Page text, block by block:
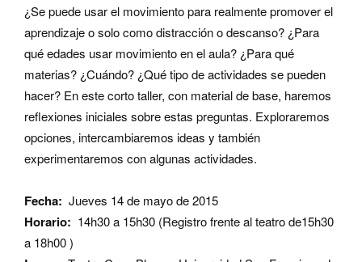
¿Se puede usar el movimiento para realmente promover el
aprendizaje o solo como distracción o descanso? ¿Para
qué edades usar movimiento en el aula? ¿Para qué
materias? ¿Cuándo? ¿Qué tipo de actividades se pueden
hacer? En este corto taller, con material de base, haremos
reflexiones iniciales sobre estas preguntas. Exploraremos
opciones, intercambiaremos ideas y también
experimentaremos con algunas actividades.
Fecha: Jueves 14 de mayo de 2015
Horario: 14h30 a 15h30 (Registro frente al teatro de15h30
a 18h00)